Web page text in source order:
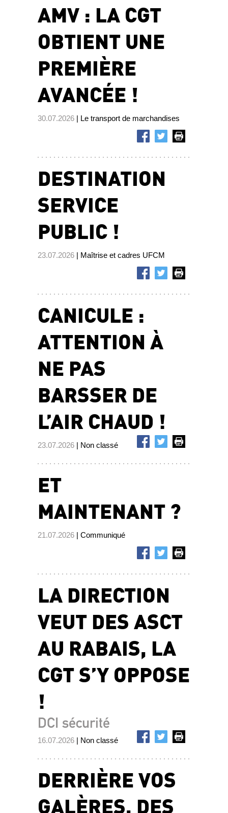
AMV : LA CGT
OBTIENT UNE
PREMIÈRE
AVANCÉE !
30.07.2026 | Le transport de marchandises
DESTINATION
SERVICE
PUBLIC !
23.07.2026 | Maîtrise et cadres UFCM
CANICULE :
ATTENTION À
NE PAS
BARSSER DE
L’AIR CHAUD !
23.07.2026 | Non classé
ET
MAINTENANT ?
21.07.2026 | Communiqué
LA DIRECTION
VEUT DES ASCT
AU RABAIS, LA
CGT S’Y OPPOSE
!
DCI sécurité
16.07.2026 | Non classé
DERRIÈRE VOS
GALÈRES, DES